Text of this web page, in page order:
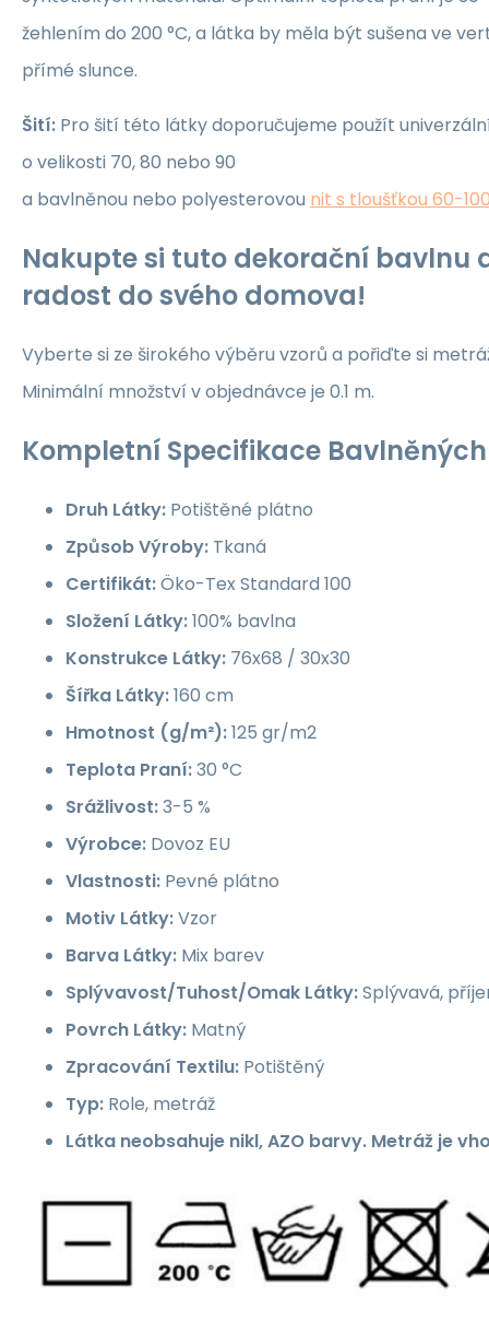
žehlením do 200 °C, a látka by měla být sušena ve
přímé slunce.
Šití: Pro šití této látky doporučujeme použít
o velikosti 70, 80 nebo 90
a bavlněnou nebo polyesterovou nit s tloušťkou 60-
Nakupte si tuto dekorační bavlnu
radost do svého domova!
Vyberte si ze širokého výběru vzorů a pořiďte si
Minimální množství v objednávce je 0.1 m.
Kompletní Specifikace
Druh Látky: Potištěné plátno
Způsob Výroby: Tkaná
Certifikát:Öko-Tex Standard 100
Složení Látky:100% bavlna
Konstrukce Látky: 76x68 / 30x30
Šířka Látky:160 cm
Hmotnost (g/m²):125 gr/m2
Teplota Praní:30 °C
Srážlivost:3-5 %
Výrobce: Dovoz EU
Vlastnosti: Pevné plátno
Motiv Látky:Vzor
Barva Látky: Mix barev
Splývavost/Tuhost/Omak Látky:Splývavá,
Povrch Látky: Matný
Zpracování Textilu: Potištěný
Typ: Role, metráž
Látka neobsahuje nikl, AZO barvy. Metráž je